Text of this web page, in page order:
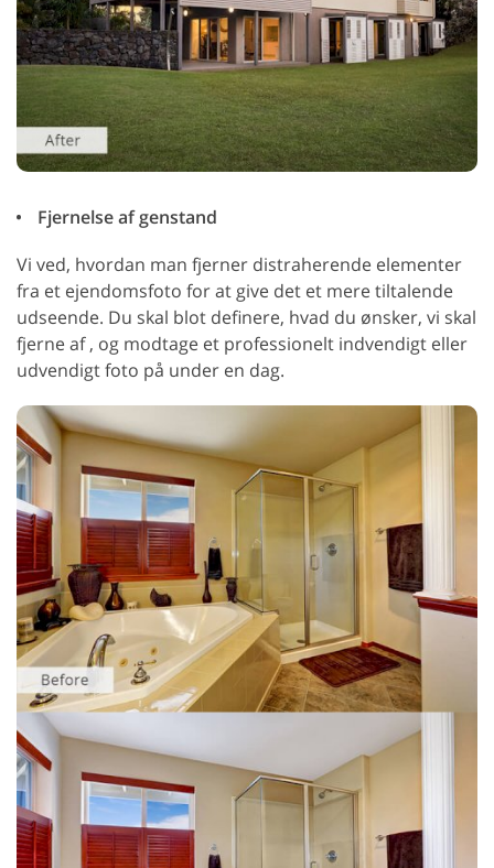
Fjernelse af genstand
Vi ved, hvordan man fjerner distraherende elementer
fra et ejendomsfoto for at give det et mere tiltalende
udseende. Du skal blot definere, hvad du ønsker, vi skal
fjerne af , og modtage et professionelt indvendigt eller
udvendigt foto på under en dag.